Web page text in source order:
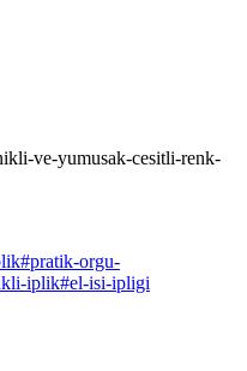
ve-yumusak-cesitli-renk-
#pratik-orgu-
iplik#el-isi-ipligi